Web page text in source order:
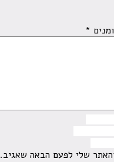
*
שלי לפעם הבאה שאגיב.